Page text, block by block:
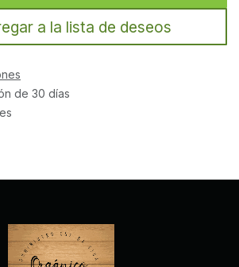
a la lista de deseos
de 30 días